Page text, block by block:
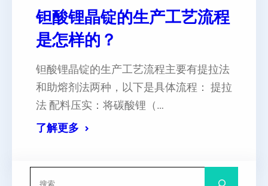
钽酸锂晶锭的生产工艺流程
是怎样的？
钽酸锂晶锭的生产工艺流程主要有提拉法
和助熔剂法两种，以下是具体流程： 提拉
法 配料压实：将碳酸锂（…
了解更多